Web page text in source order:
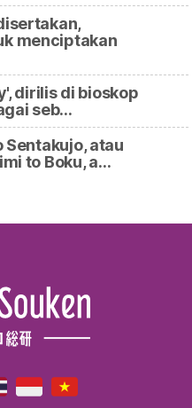
menciptakan
dirilis di bioskop
seb…
Sentakujo, atau
to Boku, a…